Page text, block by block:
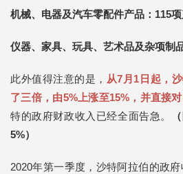
机械、电器及汽车零配件产品：115项
仪器、家具、玩具、艺术品及杂项制
此外值得注意的是， 从7月1日起，
了三倍，由5%上涨至15%，并直接
特的政府财政收入已经全面告急。
5%）
2020年第一季度，沙特阿拉伯的政府